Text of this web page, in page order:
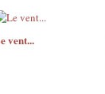
vent...